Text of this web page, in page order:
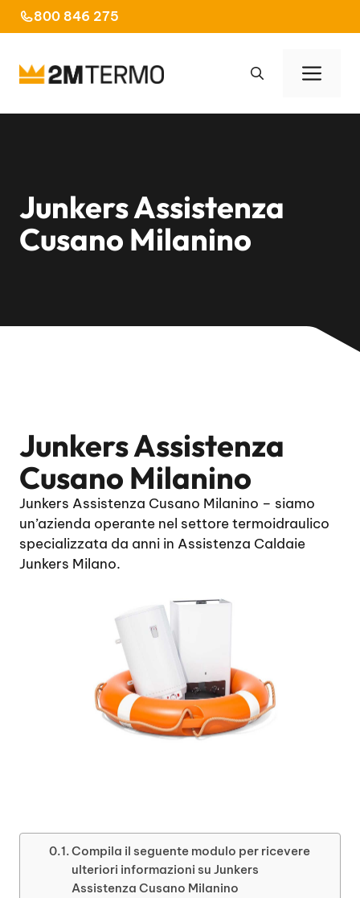
al
800 846 275
Junkers Assistenza
Cusano Milanino
Junkers Assistenza
Cusano Milanino
Junkers Assistenza Cusano Milanino – siamo
un’azienda operante nel settore termoidraulico
specializzata da anni in Assistenza Caldaie
Junkers Milano.
Compila il seguente modulo per ricevere
ulteriori informazioni su Junkers
Assistenza Cusano Milanino